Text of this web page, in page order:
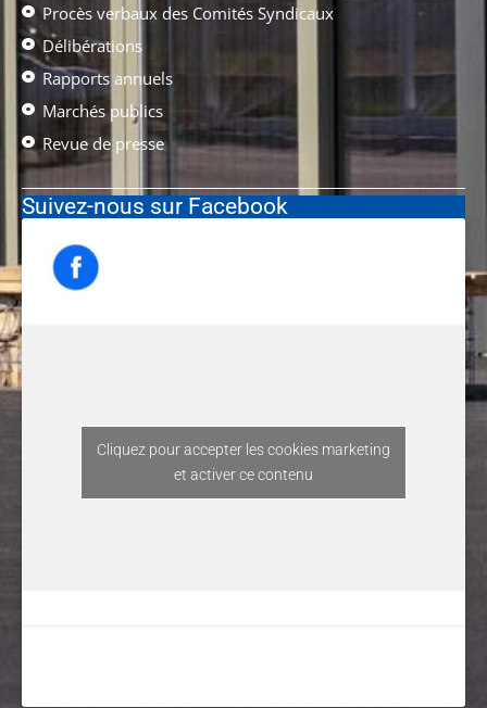
Procès verbaux des Comités Syndicaux
Délibérations
Rapports annuels
Marchés publics
Revue de presse
Suivez-nous sur Facebook
Cliquez pour accepter les cookies marketing
et activer ce contenu